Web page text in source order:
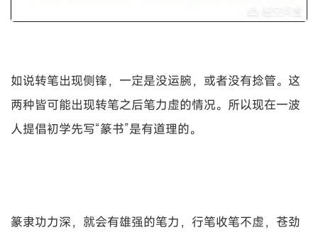
如说转笔出现侧锋，一定是没运腕，或者没有捻管。这
两种皆可能出现转笔之后笔力虚的情况。所以现在一波
人提倡初学先写“篆书”是有道理的。
篆隶功力深，就会有雄强的笔力，行笔收笔不虚，苍劲